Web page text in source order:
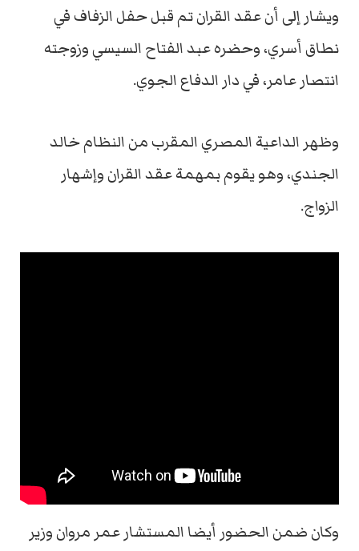
ويشار إلى أن عقد القران تم قبل حفل الزفاف في
نطاق أسري، وحضره عبد الفتاح السيسي وزوجته
انتصار عامر، في دار الدفاع الجوي.
وظهر الداعية المصري المقرب من النظام خالد
الجندي، وهو يقوم بمهمة عقد القران وإشهار
الزواج.
وكان ضمن الحضور أيضا المستشار عمر مروان وزير